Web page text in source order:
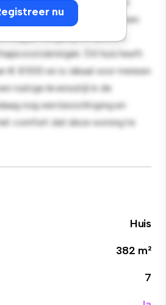
nu
leefomgeving. Gelegen in een
krijg je toegang tot parken,
Dit huis heeft
€ 8.500 en is ideaal voor mensen
rustige levensstijl in de
nog een bezichtiging en
comfort dat deze woning te
Huis
382 m²
7